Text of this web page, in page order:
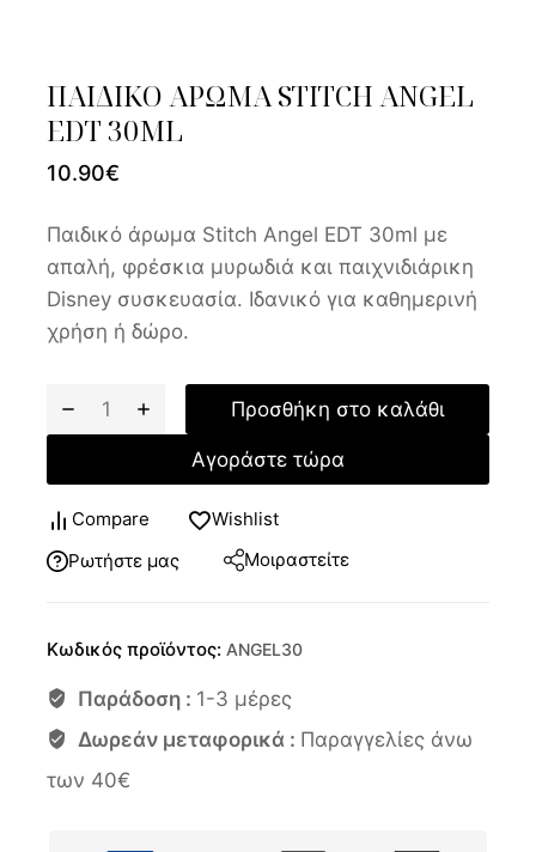
ΠΑΙΔΙΚΟ ΑΡΩΜΑ STITCH ANGEL
EDT 30ML
10.90€
Παιδικό άρωμα Stitch Angel EDT 30ml με
απαλή, φρέσκια μυρωδιά και παιχνιδιάρικη
Disney συσκευασία. Ιδανικό για καθημερινή
χρήση ή δώρο.
Προσθήκη στο καλάθι
Αγοράστε τώρα
Compare
Wishlist
Ρωτήστε μας
Μοιραστείτε
Κωδικός προϊόντος: ANGEL30
Παράδοση : 1-3 μέρες
Δωρεάν μεταφορικά : Παραγγελίες άνω
των 40€